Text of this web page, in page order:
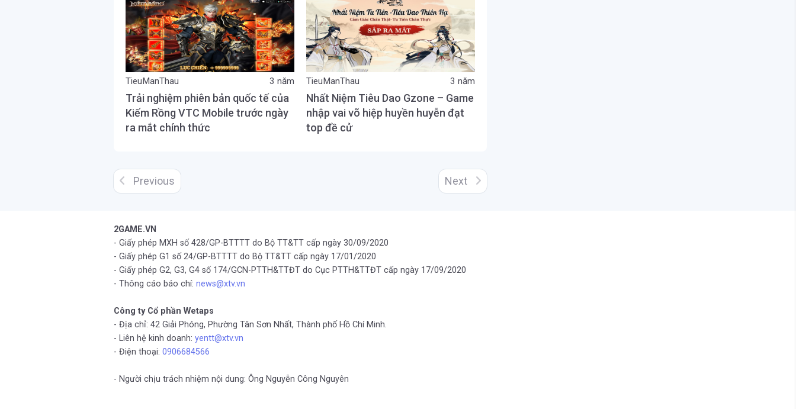
TieuManThau 3 năm
Trải nghiệm phiên bản quốc tế của
Kiếm Rồng VTC Mobile trước ngày
ra mắt chính thức
TieuManThau 3 năm
Nhất Niệm Tiêu Dao Gzone – Game
nhập vai võ hiệp huyền huyễn đạt
top đề cử
Previous Next
2GAME.VN
- Giấy phép MXH số 428/GP-BTTTT do Bộ TT&TT cấp ngày 30/09/2020
- Giấy phép G1 số 24/GP-BTTTT do Bộ TT&TT cấp ngày 17/01/2020
- Giấy phép G2, G3, G4 số 174/GCN-PTTH&TTĐT do Cục PTTH&TTĐT cấp ngày 17/09/2020
- Thông cáo báo chí: news@xtv.vn
Công ty Cổ phần Wetaps
- Địa chỉ: 42 Giải Phóng, Phường Tân Sơn Nhất, Thành phố Hồ Chí Minh.
- Liên hệ kinh doanh: yentt@xtv.vn
- Điện thoại: 0906684566
- Người chịu trách nhiệm nội dung: Ông Nguyễn Công Nguyên